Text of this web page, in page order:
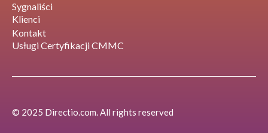
Sygnaliści
Klienci
Kontakt
Usługi Certyfikacji CMMC
© 2025 Directio.com. All rights reserved